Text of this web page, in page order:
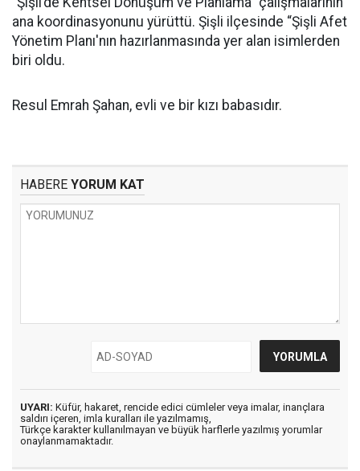
ana koordinasyonunu yürüttü. Şişli ilçesinde “Şişli Afet
Yönetim Planı'nın hazırlanmasında yer alan isimlerden
biri oldu.
Resul Emrah Şahan, evli ve bir kızı babasıdır.
HABERE YORUM KAT
UYARI: Küfür, hakaret, rencide edici cümleler veya imalar, inançlara
saldırı içeren, imla kuralları ile yazılmamış,
Türkçe karakter kullanılmayan ve büyük harflerle yazılmış yorumlar
onaylanmamaktadır.